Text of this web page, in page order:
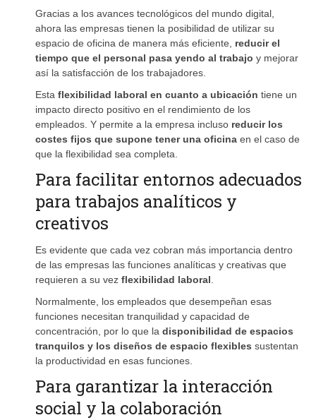
Gracias a los avances tecnológicos del mundo digital,
ahora las empresas tienen la posibilidad de utilizar su
espacio de oficina de manera más eficiente, reducir el
tiempo que el personal pasa yendo al trabajo y mejorar
así la satisfacción de los trabajadores.
Esta flexibilidad laboral en cuanto a ubicación tiene un
impacto directo positivo en el rendimiento de los
empleados. Y permite a la empresa incluso reducir los
costes fijos que supone tener una oficina en el caso de
que la flexibilidad sea completa.
Para facilitar entornos adecuados
para trabajos analíticos y
creativos
Es evidente que cada vez cobran más importancia dentro
de las empresas las funciones analíticas y creativas que
requieren a su vez flexibilidad laboral
Normalmente, los empleados que desempeñan esas
funciones necesitan tranquilidad y capacidad de
concentración, por lo que la disponibilidad de espacios
tranquilos y los diseños de espacio flexibles sustentan
la productividad en esas funciones.
Para garantizar la interacción
social y la colaboración